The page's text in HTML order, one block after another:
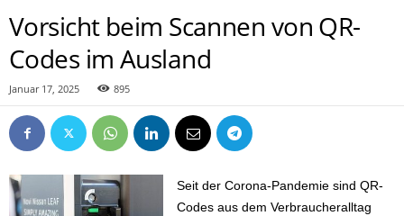
Vorsicht beim Scannen von QR-
Codes im Ausland
Januar 17, 2025 895
Seit der Corona-Pandemie sind QR-
Codes aus dem Verbraucheralltag